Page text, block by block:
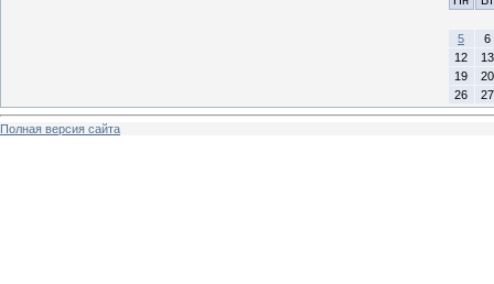
5
6
12
13
19
20
26
27
Полная версия сайта